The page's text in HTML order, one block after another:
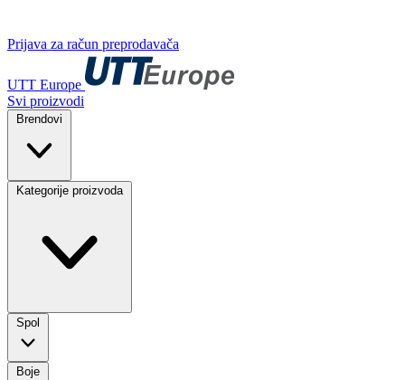
Prijava za račun preprodavača
UTT Europe
Svi proizvodi
Brendovi
Kategorije proizvoda
Spol
Boje